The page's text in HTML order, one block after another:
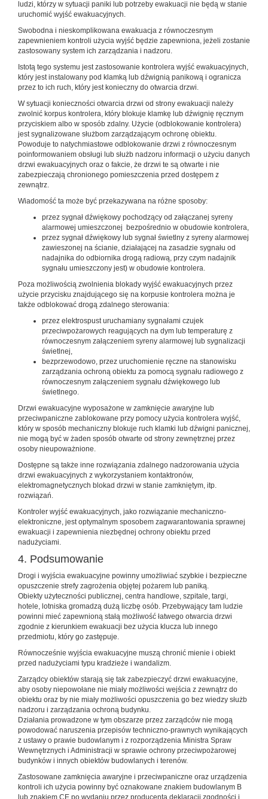
ludzi, którzy w sytuacji paniki lub potrzeby ewakuacji nie będą w stanie
uruchomić wyjść ewakuacyjnych.
Swobodna i nieskomplikowana ewakuacja z równoczesnym
zapewnieniem kontroli użycia wyjść będzie zapewniona, jeżeli zostanie
zastosowany system ich zarządzania i nadzoru.
Istotą tego systemu jest zastosowanie kontrolera wyjść ewakuacyjnych,
który jest instalowany pod klamką lub dźwignią panikową i ogranicza
przez to ich ruch, który jest konieczny do otwarcia drzwi.
W sytuacji konieczności otwarcia drzwi od strony ewakuacji należy
zwolnić korpus kontrolera, który blokuje klamkę lub dźwignię ręcznym
przyciskiem albo w sposób zdalny. Użycie (odblokowanie kontrolera)
jest sygnalizowane służbom zarządzającym ochronę obiektu.
Powoduje to natychmiastowe odblokowanie drzwi z równoczesnym
poinformowaniem obsługi lub służb nadzoru informacji o użyciu danych
drzwi ewakuacyjnych oraz o fakcie, że drzwi te są otwarte i nie
zabezpieczają chronionego pomieszczenia przed dostępem z
zewnątrz.
Wiadomość ta może być przekazywana na różne sposoby:
przez sygnał dźwiękowy pochodzący od załączanej syreny
alarmowej umieszczonej bezpośrednio w obudowie kontrolera,
przez sygnał dźwiękowy lub sygnał świetlny z syreny alarmowej
zawieszonej na ścianie, działającej na zasadzie sygnału od
nadajnika do odbiornika drogą radiową, przy czym nadajnik
sygnału umieszczony jest) w obudowie kontrolera.
Poza możliwością zwolnienia blokady wyjść ewakuacyjnych przez
użycie przycisku znajdującego się na korpusie kontrolera można je
także odblokować drogą zdalnego sterowania:
przez elektrospust uruchamiany sygnałami czujek
przeciwpożarowych reagujących na dym lub temperaturę z
równoczesnym załączeniem syreny alarmowej lub sygnalizacji
świetlnej,
bezprzewodowo, przez uruchomienie ręczne na stanowisku
zarządzania ochroną obiektu za pomocą sygnału radiowego z
równoczesnym załączeniem sygnału dźwiękowego lub
świetlnego.
Drzwi ewakuacyjne wyposażone w zamknięcie awaryjne lub
przeciwpaniczne zablokowane przy pomocy użycia kontrolera wyjść,
który w sposób mechaniczny blokuje ruch klamki lub dźwigni panicznej,
nie mogą być w żaden sposób otwarte od strony zewnętrznej przez
osoby nieupoważnione.
Dostępne są także inne rozwiązania zdalnego nadzorowania użycia
drzwi ewakuacyjnych z wykorzystaniem kontaktronów,
elektromagnetycznych blokad drzwi w stanie zamkniętym, itp.
rozwiązań.
Kontroler wyjść ewakuacyjnych, jako rozwiązanie mechaniczno-
elektroniczne, jest optymalnym sposobem zagwarantowania sprawnej
ewakuacji i zapewnienia niezbędnej ochrony obiektu przed
nadużyciami.
4. Podsumowanie
Drogi i wyjścia ewakuacyjne powinny umożliwiać szybkie i bezpieczne
opuszczenie strefy zagrożenia objętej pożarem lub paniką.
Obiekty użyteczności publicznej, centra handlowe, szpitale, targi,
hotele, lotniska gromadzą dużą liczbę osób. Przebywający tam ludzie
powinni mieć zapewnioną stałą możliwość łatwego otwarcia drzwi
zgodnie z kierunkiem ewakuacji bez użycia klucza lub innego
przedmiotu, który go zastępuje.
Równocześnie wyjścia ewakuacyjne muszą chronić mienie i obiekt
przed nadużyciami typu kradzieże i wandalizm.
Zarządcy obiektów starają się tak zabezpieczyć drzwi ewakuacyjne,
aby osoby niepowołane nie miały możliwości wejścia z zewnątrz do
obiektu oraz by nie miały możliwości opuszczenia go bez wiedzy służb
nadzoru i zarządzania ochroną budynku.
Działania prowadzone w tym obszarze przez zarządców nie mogą
powodować naruszenia przepisów techniczno-prawnych wynikających
z ustawy o prawie budowlanym i z rozporządzenia Ministra Spraw
Wewnętrznych i Administracji w sprawie ochrony przeciwpożarowej
budynków i innych obiektów budowlanych i terenów.
Zastosowane zamknięcia awaryjne i przeciwpaniczne oraz urządzenia
kontroli ich użycia powinny być oznakowane znakiem budowlanym B